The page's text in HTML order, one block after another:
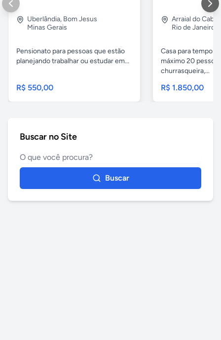
Uberlândia, Bom Jesus
Minas Gerais
Pensionato para pessoas que estão
planejando trabalhar ou estudar em...
R$ 550,00
Arraial do Cabo
Rio de Janeiro
Casa para
máximo 20
churrasqueira,...
R$ 1.850,00
Buscar no Site
Buscar